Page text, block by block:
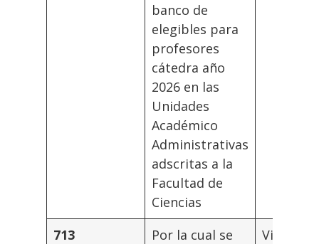
banco de
elegibles para
profesores
cátedra año
2026 en las
Unidades
Académico
Administrativas
adscritas a la
Facultad de
Ciencias
713
Por la cual se